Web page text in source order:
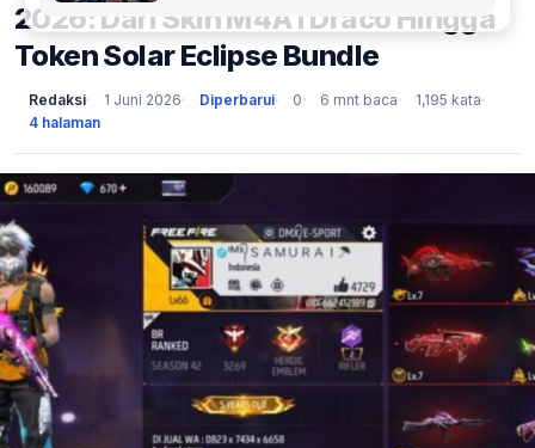
2026: Dari Skin M4A1 Draco Hingga
Token Solar Eclipse Bundle
Redaksi 1 Juni 2026 Diperbarui 0 6 mnt baca
1,195 kata
4 halaman